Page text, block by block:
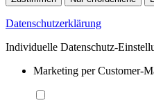
Datenschutzerklärung
Individuelle Datenschutz-
Marketing per Customer-